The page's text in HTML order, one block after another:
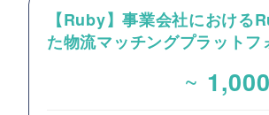
【Ruby】事業会社における
た物流マッチングプラットフ
~